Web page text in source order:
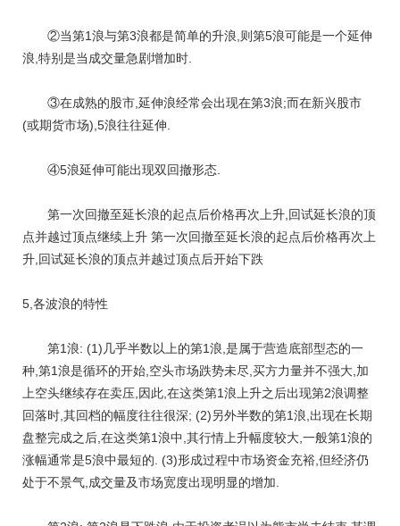
②当第1浪与第3浪都是简单的升浪,则第5浪可能是一个延伸
浪,特别是当成交量急剧增加时.
③在成熟的股市,延伸浪经常会出现在第3浪;而在新兴股市
(或期货市场),5浪往往延伸.
④5浪延伸可能出现双回撤形态.
第一次回撤至延长浪的起点后价格再次上升,回试延长浪的顶
点并越过顶点继续上升 第一次回撤至延长浪的起点后价格再次上
升,回试延长浪的顶点并越过顶点后开始下跌
5,各波浪的特性
第1浪: (1)几乎半数以上的第1浪,是属于营造底部型态的一
种,第1浪是循环的开始,空头市场跌势未尽,买方力量并不强大,加
上空头继续存在卖压,因此,在这类第1浪上升之后出现第2浪调整
回落时,其回档的幅度往往很深; (2)另外半数的第1浪,出现在长期
盘整完成之后,在这类第1浪中,其行情上升幅度较大,一般第1浪的
涨幅通常是5浪中最短的. (3)形成过程中市场资金充裕,但经济仍
处于不景气,成交量及市场宽度出现明显的增加.